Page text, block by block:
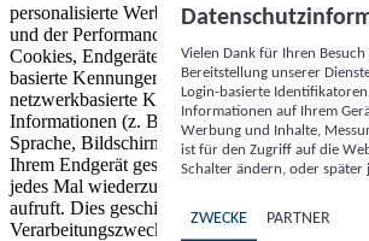
personalisierte Werbung und Inhalte, Messung
und der Performance von Inhalten sowie
Cookies, Endgeräte- oder ähnliche Online-
basierte Kennungen, zufällig generierte
netzwerkbasierte Kennungen) können
Informationen (z. B. Browsertyp und
Sprache, Bildschirmgröße, unterstützte
Ihrem Endgerät gespeichert oder von dort
jedes Mal wiederzuerkennen, wenn es eine
aufruft. Dies geschieht für einen oder mehrere
Verarbeitungszwecke.
Vielen Dank für Ihren
Bereitstellung unserer
Login-basierte
Informationen auf Ihrem
Werbung und Inhalte,
ist für den Zugriff auf die
Schalter ändern, oder
ZWECKE PARTNER